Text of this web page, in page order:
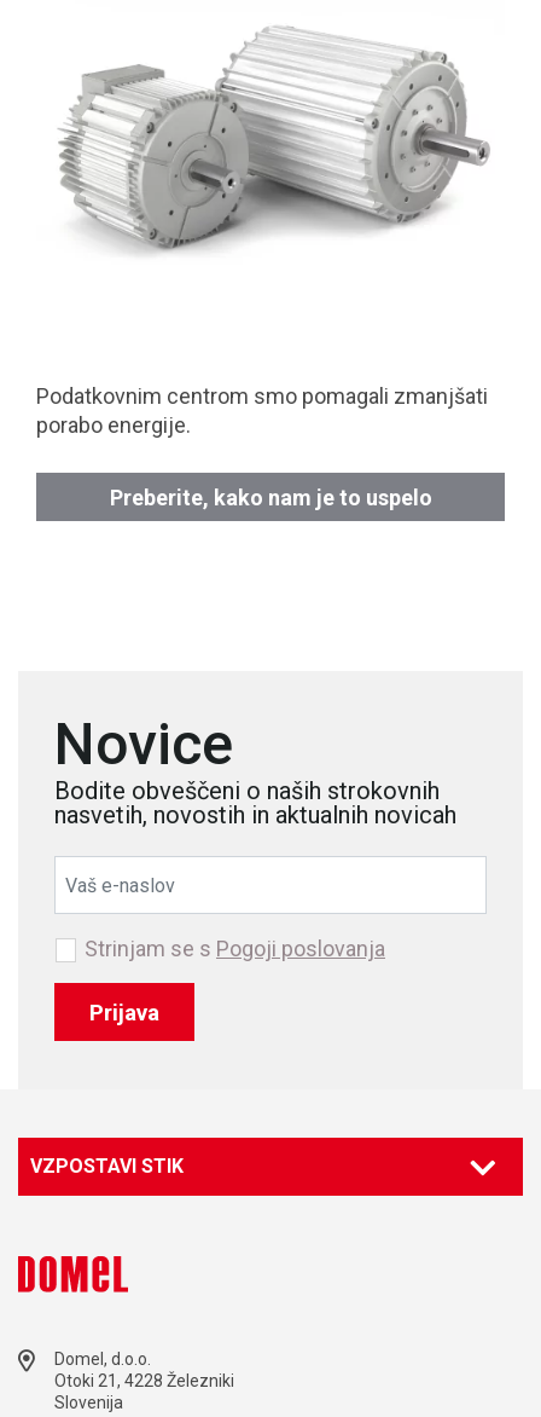
Podatkovnim centrom smo pomagali zmanjšati
porabo energije.
Preberite, kako nam je to uspelo
Novice
Bodite obveščeni o naših strokovnih
nasvetih, novostih in aktualnih novicah
Prijava
Strinjam se s Pogoji poslovanja
VZPOSTAVI STIK
Domel, d.o.o.
Otoki 21, 4228 Železniki
Slovenija